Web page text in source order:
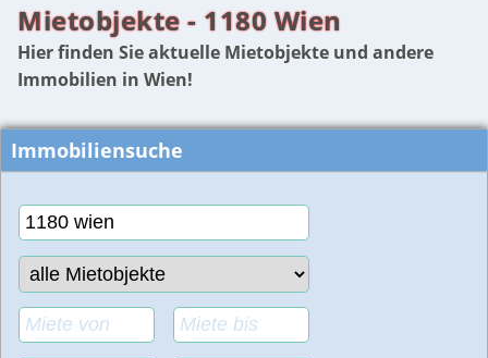
Mietobjekte - 1180 Wien
Hier finden Sie aktuelle Mietobjekte und andere
Immobilien in Wien!
Immobiliensuche